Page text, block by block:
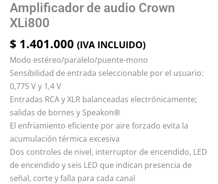
Amplificador de audio Crown
XLi800
$ 1.401.000 (IVA INCLUIDO)
Modo estéreo/paralelo/puente-mono
Sensibilidad de entrada seleccionable por el usuario:
0,775 V y 1,4 V
Entradas RCA y XLR balanceadas electrónicamente;
salidas de bornes y Speakon®
El enfriamiento eficiente por aire forzado evita la
acumulación térmica excesiva
Dos controles de nivel, interruptor de encendido, LED
de encendido y seis LED que indican presencia de
señal, corte y falla para cada canal